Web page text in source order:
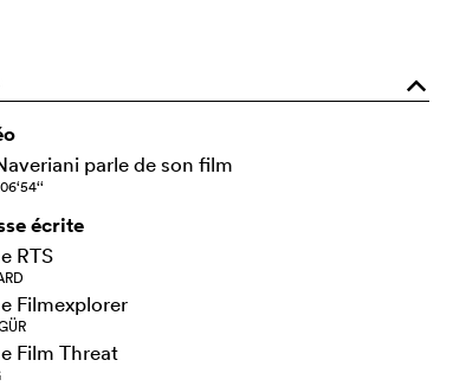
o
parle de son film
écrite
RTS
Filmexplorer
Film Threat